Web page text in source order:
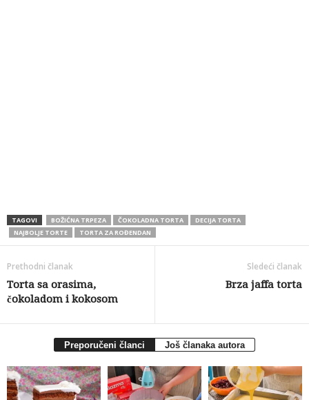
TAGOVI BOŽIĆNA TRPEZA ČOKOLADNA TORTA
DECIJA TORTA
NAJBOLJE TORTE
TORTA ZA ROĐENDAN
Prethodni članak
Torta sa orasima,
čokoladom i kokosom
Sledeći članak
Brza jaffa torta
Preporučeni članci Još članaka autora